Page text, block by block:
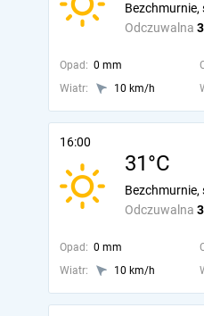
Odczuwalna
Bezchmurnie,
Opad: 0 mm
Wiatr:
10 km/h
16:00
31°C
Odczuwalna
Bezchmurnie,
Opad: 0 mm
Wiatr:
10 km/h